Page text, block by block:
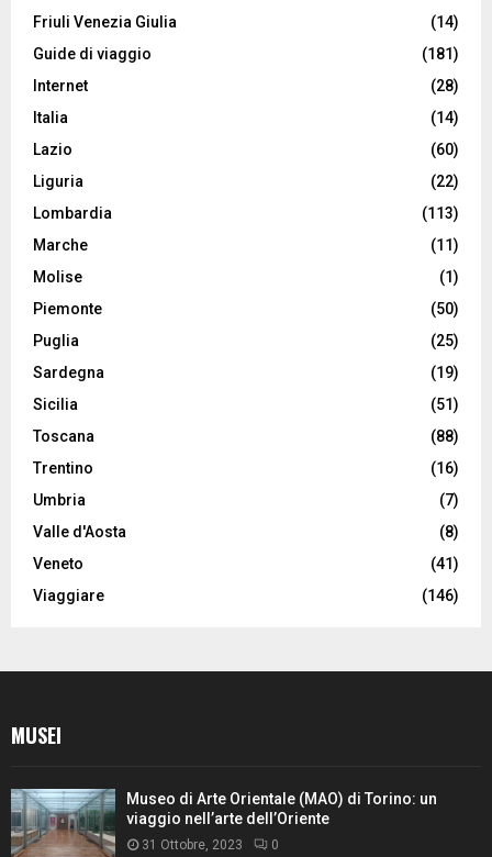
Friuli Venezia Giulia
(14)
Guide di viaggio
(181)
Internet
(28)
Italia
(14)
Lazio
(60)
Liguria
(22)
Lombardia
(113)
Marche
(11)
Molise
(1)
Piemonte
(50)
Puglia
(25)
Sardegna
(19)
Sicilia
(51)
Toscana
(88)
Trentino
(16)
Umbria
(7)
Valle d'Aosta
(8)
Veneto
(41)
Viaggiare
(146)
MUSEI
Museo di Arte Orientale (MAO) di Torino: un
viaggio nell’arte dell’Oriente
31 Ottobre, 2023 0